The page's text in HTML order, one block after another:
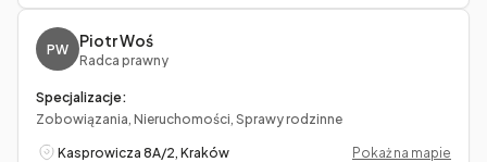
PW Piotr Woś
Radca prawny
Specjalizacje:
Zobowiązania, Nieruchomości, Sprawy rodzinne
Kasprowicza 8A/2, Kraków
Pokaż na mapie